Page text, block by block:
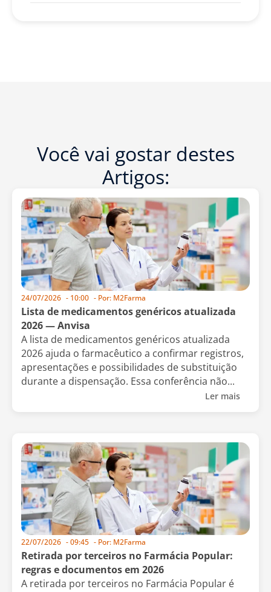
Você vai gostar destes
Artigos:
24/07/2026 - 10:00 - Por: M2Farma
Lista de medicamentos genéricos atualizada
2026 — Anvisa
A lista de medicamentos genéricos atualizada
2026 ajuda o farmacêutico a confirmar registros,
apresentações e possibilidades de substituição
durante a dispensação. Essa conferência não...
Ler mais
22/07/2026 -09:45 - Por: M2Farma
Retirada por terceiros no Farmácia Popular:
regras e documentos em 2026
A retirada por terceiros no Farmácia Popular é